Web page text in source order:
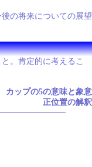
の将来についての展望
。肯定的に考えるこ
カップの5の意味と象意
正位置の解釈